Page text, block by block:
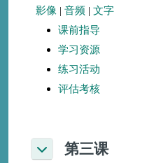
影像 | 音频 | 文字
课前指导
学习资源
练习活动
评估考核
折叠 第三课